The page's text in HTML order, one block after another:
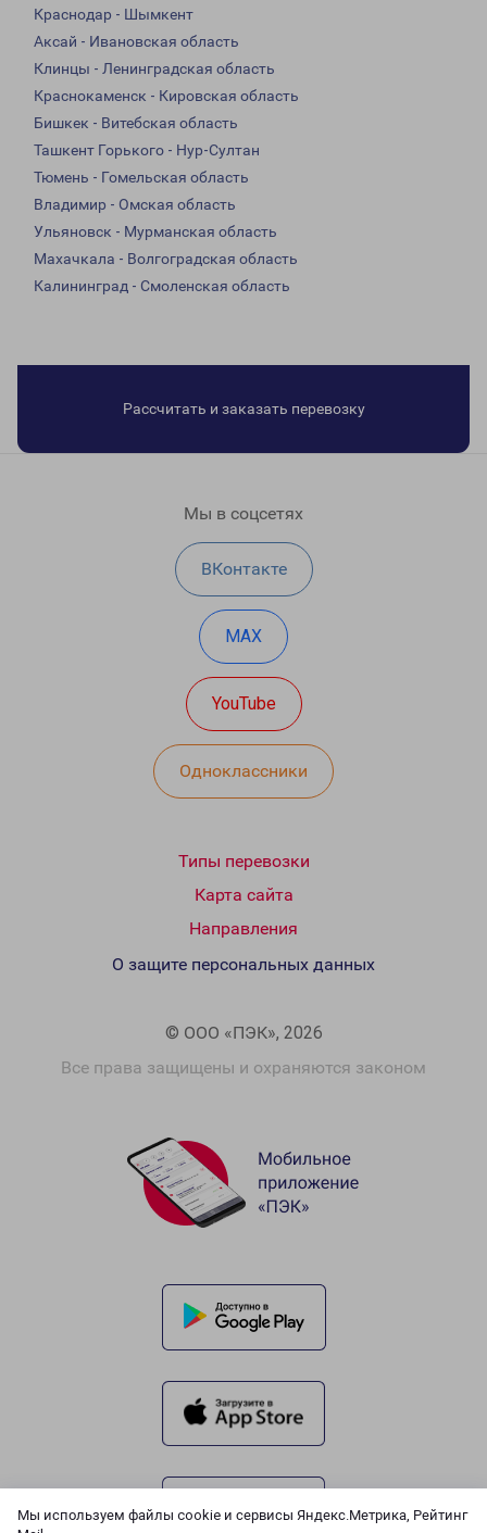
Мы используем файлы cookie и сервисы Яндекс.Метрика, Рейтинг
Краснодар - Шымкент
Аксай - Ивановская область
Клинцы - Ленинградская область
Краснокаменск - Кировская область
Бишкек - Витебская область
Ташкент Горького - Нур-Султан
Тюмень - Гомельская область
Владимир - Омская область
Ульяновск - Мурманская область
Махачкала - Волгоградская область
Калининград - Смоленская область
Рассчитать и заказать перевозку
Мы в соцсетях
ВКонтакте
MAX
YouTube
Одноклассники
Типы перевозки
Карта сайта
Направления
© ООО «ПЭК», 2026
Все права защищены и охраняются законом
О защите персональных данных